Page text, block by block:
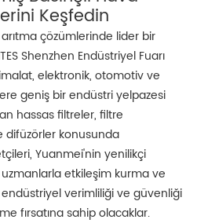
Keşfedin
çözümlerinde lider bir
Shenzhen Endüstriyel Fuarı
elektronik, otomotiv ve
geniş bir endüstri yelpazesi
hassas filtreler, filtre
difüzörler konusunda
Yuanmei'nin yenilikçi
etkileşim kurma ve
verimliliği ve güvenliği
fırsatına sahip olacaklar.